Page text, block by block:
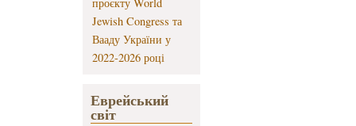
Jewish Congress та
Вааду України у
2022-2026 році
Еврейський
світ